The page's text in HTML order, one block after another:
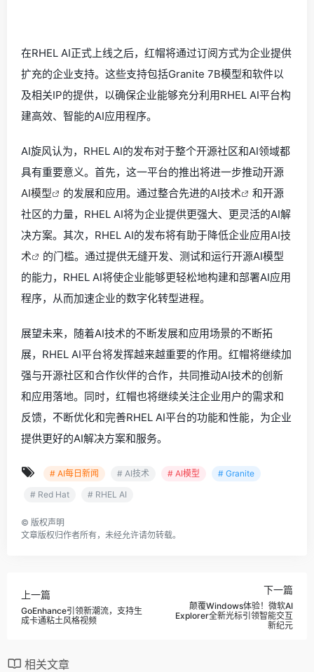
在RHEL AI正式上线之后，红帽将通过订阅方式为企业提供
扩充的企业支持。这些支持包括Granite 7B模型和软件以
及相关IP的提供，以确保企业能够充分利用RHEL AI平台构
建高效、智能的AI应用程序。
AI旋风认为，RHEL AI的发布对于整个开源社区和AI领域都
具有重要意义。首先，这一平台的推出将进一步推动开源
AI模型
的发展和应用。通过整合先进的AI技术
和开源
社区的力量，RHEL AI将为企业提供更强大、更灵活的AI解
决方案。其次，RHEL AI的发布将有助于降低企业应用AI技
术
的门槛。通过提供无缝开发、测试和运行开源AI模型
的能力，RHEL AI将使企业能够更轻松地构建和部署AI应用
程序，从而加速企业的数字化转型进程。
展望未来，随着AI技术的不断发展和应用场景的不断拓
展，RHEL AI平台将发挥越来越重要的作用。红帽将继续加
强与开源社区和合作伙伴的合作，共同推动AI技术的创新
和应用落地。同时，红帽也将继续关注企业用户的需求和
反馈，不断优化和完善RHEL AI平台的功能和性能，为企业
提供更好的AI解决方案和服务。
# AI每日新闻 # AI技术 # AI模型
# Granite
# Red Hat
# RHEL AI
© 版权声明
文章版权归作者所有，未经允许请勿转载。
上一篇
GoEnhance引领新潮流，支持生
成卡通粘土风格视频
下一篇
颠覆Windows体验！微软AI
Explorer全新光标引领智能交互
新纪元
相关文章